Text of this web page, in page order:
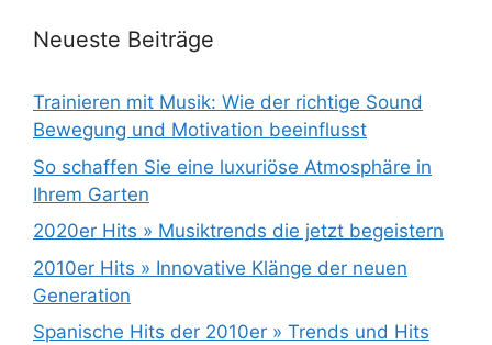
Neueste Beiträge
Trainieren mit Musik: Wie der richtige Sound
Bewegung und Motivation beeinflusst
So schaffen Sie eine luxuriöse Atmosphäre in
Ihrem Garten
2020er Hits » Musiktrends die jetzt begeistern
2010er Hits » Innovative Klänge der neuen
Generation
Spanische Hits der 2010er » Trends und Hits